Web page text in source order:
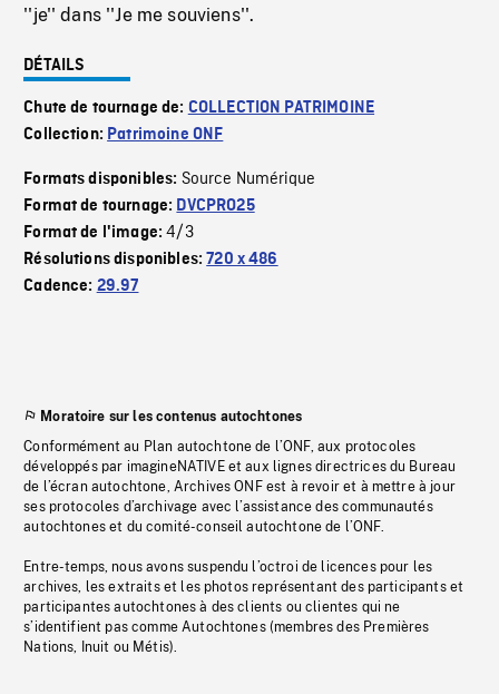
''je'' dans ''Je me souviens''.
DÉTAILS
Chute de tournage de: COLLECTION PATRIMOINE
Collection: Patrimoine ONF
Formats disponibles: Source Numérique
Format de tournage: DVCPRO25
Format de l'image:4/3
Résolutions disponibles:720 x 486
Cadence: 29.97
Moratoire sur les contenus autochtones
Conformément au Plan autochtone de l’ONF, aux protocoles
développés par imagineNATIVE et aux lignes directrices du Bureau
de l’écran autochtone, Archives ONF est à revoir et à mettre à jour
ses protocoles d’archivage avec l’assistance des communautés
autochtones et du comité-conseil autochtone de l’ONF.
Entre-temps, nous avons suspendu l’octroi de licences pour les
archives, les extraits et les photos représentant des participants et
participantes autochtones à des clients ou clientes qui ne
s’identifient pas comme Autochtones (membres des Premières
Nations, Inuit ou Métis).